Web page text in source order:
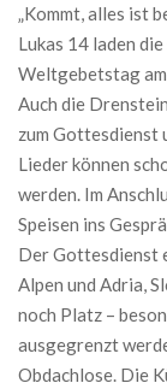
„Kommt, alles ist
Lukas 14 laden
Weltgebetstag
Auch die
zum Gottesdienst
Lieder können
werden. Im
Speisen ins
Der Gottesdienst
Alpen und Adria,
noch Platz –
ausgegrenzt
Obdachlose. Die